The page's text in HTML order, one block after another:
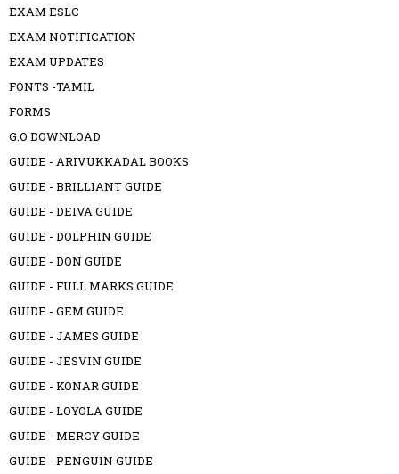
EXAM ESLC
EXAM NOTIFICATION
EXAM UPDATES
FONTS -TAMIL
FORMS
G.O DOWNLOAD
GUIDE - ARIVUKKADAL BOOKS
GUIDE - BRILLIANT GUIDE
GUIDE - DEIVA GUIDE
GUIDE - DOLPHIN GUIDE
GUIDE - DON GUIDE
GUIDE - FULL MARKS GUIDE
GUIDE - GEM GUIDE
GUIDE - JAMES GUIDE
GUIDE - JESVIN GUIDE
GUIDE - KONAR GUIDE
GUIDE - LOYOLA GUIDE
GUIDE - MERCY GUIDE
GUIDE - PENGUIN GUIDE